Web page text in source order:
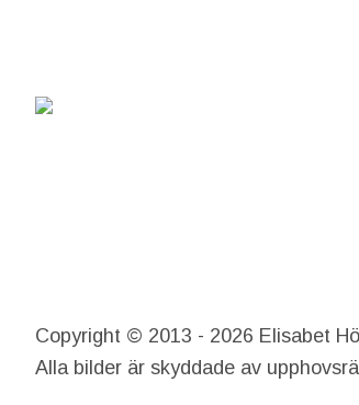
Copyright © 2013 - 2026 Elisabet
Alla bilder är skyddade av